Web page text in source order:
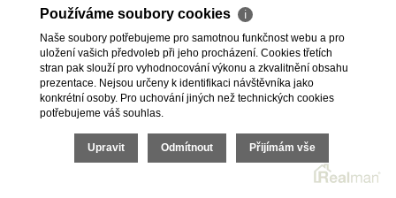
Pavel Kovalev
+420 723 491 625
pavel.kovalev@vdfreality.cz
Používáme soubory cookies ℹ
Naše soubory potřebujeme pro samotnou funkčnost webu a pro
uložení vašich předvoleb při jeho procházení. Cookies třetích
stran pak slouží pro vyhodnocování výkonu a zkvalitnění obsahu
prezentace. Nejsou určeny k identifikaci návštěvníka jako
konkrétní osoby. Pro uchování jiných než technických cookies
potřebujeme váš souhlas.
Upravit Odmítnout Přijímám vše